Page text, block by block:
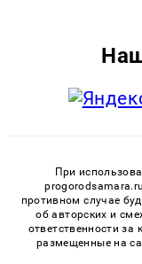
При
progorodsamara.ru
противном случае
об авторских и
ответственности
размещенные на